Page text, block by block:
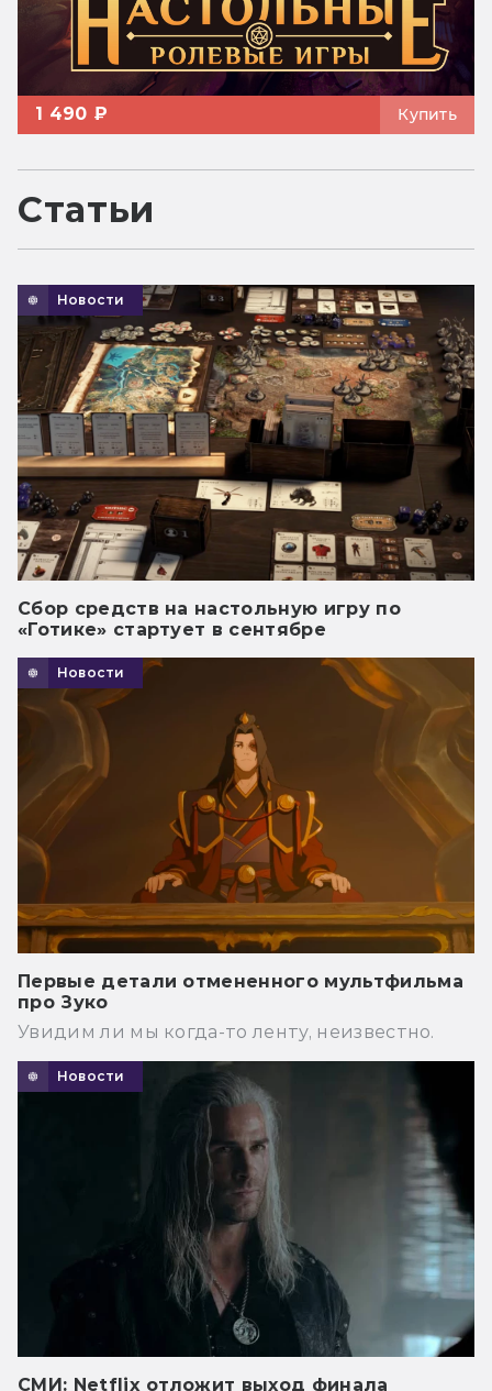
1 490 ₽ Купить
Статьи
Новости
Сбор средств на настольную игру по
«Готике» стартует в сентябре
Новости
Первые детали отмененного мультфильма
про Зуко
Увидим ли мы когда-то ленту, неизвестно.
Новости
СМИ: Netflix отложит выход финала